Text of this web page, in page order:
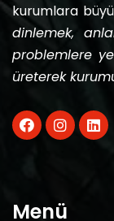
kurumlara
dinlemek,
problemlere
üreterek
Menü